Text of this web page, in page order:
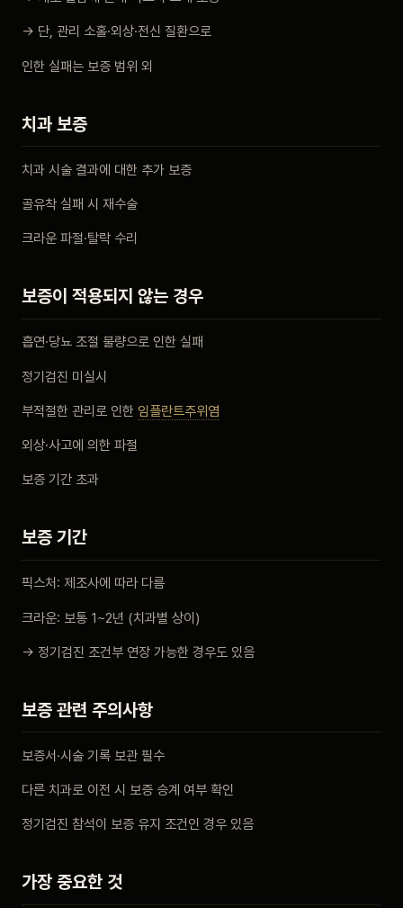
→ 단, 관리 소홀·외상·전신 질환으로
인한 실패는 보증 범위 외
치과 보증
치과 시술 결과에 대한 추가 보증
골유착 실패 시 재수술
크라운 파절·탈락 수리
보증이 적용되지 않는 경우
흡연·당뇨 조절 불량으로 인한 실패
정기검진 미실시
부적절한 관리로 인한 임플란트주위염
외상·사고에 의한 파절
보증 기간 초과
보증 기간
픽스처: 제조사에 따라 다름
크라운: 보통 1~2년 (치과별 상이)
→ 정기검진 조건부 연장 가능한 경우도 있음
보증 관련 주의사항
보증서·시술 기록 보관 필수
다른 치과로 이전 시 보증 승계 여부 확인
정기검진 참석이 보증 유지 조건인 경우 있음
가장 중요한 것